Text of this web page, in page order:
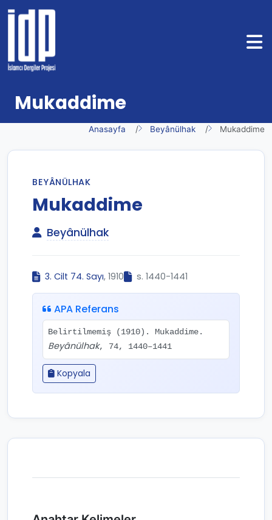
Mukaddime
Anasayfa Beyânülhak Mukaddime
BEYÂNÜLHAK
Mukaddime
Beyânülhak
3. Cilt 74. Sayı, 1910 s. 1440-1441
APA Referans
Belirtilmemiş (1910). Mukaddime.
Beyânülhak, 74, 1440–1441
Kopyala